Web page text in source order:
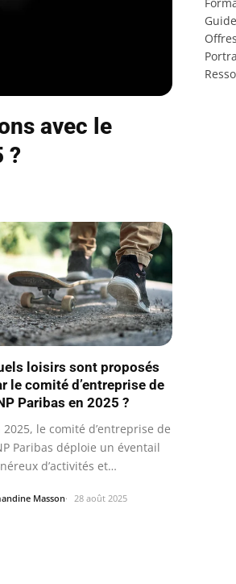
avec le
?
loisirs sont proposés
le comité d’entreprise de
Paribas en 2025 ?
2025, le comité d’entreprise de
Paribas déploie un éventail
d’activités et…
Masson 28 août 2025